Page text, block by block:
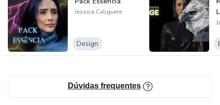
Jessica Caliguere
Design
Dúvidas frequentes